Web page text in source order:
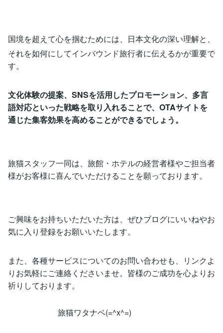
国境を超えて心を掴むためには、日本文化の深い理解と、
それを如何にしてインバウンド旅行者に伝えるかが重要で
す。
文化体験の提案、SNSを活用したプロモーション、多言
語対応といった戦略を取り入れることで、OTAサイトを
通じた集客効果を高めることができるでしょう。
旅猫スタッフ一同は、旅館・ホテルの経営者様やご担当者
様がお客様に喜んでいただけることを願っております。
ご興味をお持ちいただいた方は、ぜひブログにいいねやお
気に入り登録をお願いいたします。
また、各種サービスについてのお問い合わせも、リンクよ
りお気軽にご連絡くださいませ。皆様のご成功を心よりお
祈りしております。
旅猫ワタナベ(=^x^=)